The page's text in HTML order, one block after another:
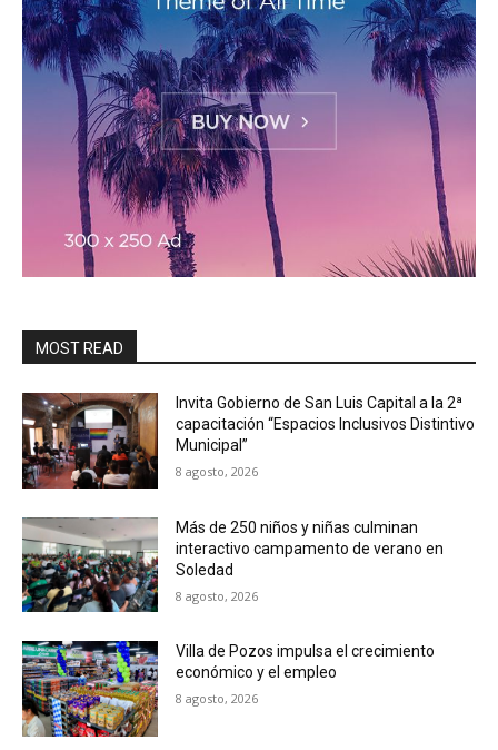
MOST READ
Invita Gobierno de San Luis Capital a la 2ª
capacitación “Espacios Inclusivos Distintivo
Municipal”
8 agosto, 2026
Más de 250 niños y niñas culminan
interactivo campamento de verano en
Soledad
8 agosto, 2026
Villa de Pozos impulsa el crecimiento
económico y el empleo
8 agosto, 2026